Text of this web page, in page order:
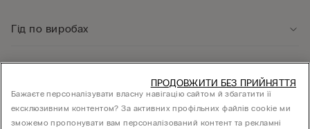
Гід по виробах
Юридична інформація
Бажаєте персоналізувати власну навігацію сайтом й збагатити її
ексклюзивним контентом? За активних профільних файлів cookie ми
зможемо пропонувати вам персоналізований контент та рекламні
ПРОДОВЖИТИ БЕЗ ПРИЙНЯТТЯ